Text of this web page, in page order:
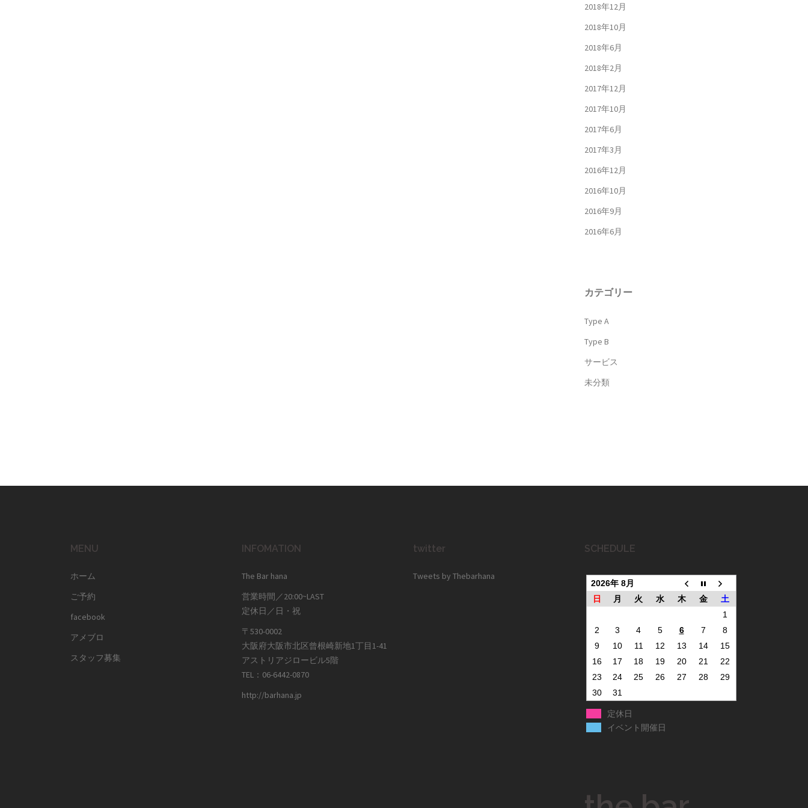
2018年12月
2018年10月
2018年6月
2018年2月
2017年12月
2017年10月
2017年6月
2017年3月
2016年12月
2016年10月
2016年9月
2016年6月
カテゴリー
Type A
Type B
サービス
未分類
MENU
ホーム
ご予約
facebook
アメブロ
スタッフ募集
INFOMATION
The Bar hana
営業時間／20:00~LAST
定休日／日・祝
〒530-0002
大阪府大阪市北区曾根崎新地1丁目1-41
アストリアジロービル5階
TEL：06-6442-0870
http://barhana.jp
twitter
Tweets by Thebarhana
SCHEDULE
2026年 8月
日
月 火 水 木 金
土
1
2
3 4 5 6 7
8
9
10 11 12 13 14
15
16
17 18 19 20 21
22
23
24 25 26 27 28
29
30
31
定休日
イベント開催日